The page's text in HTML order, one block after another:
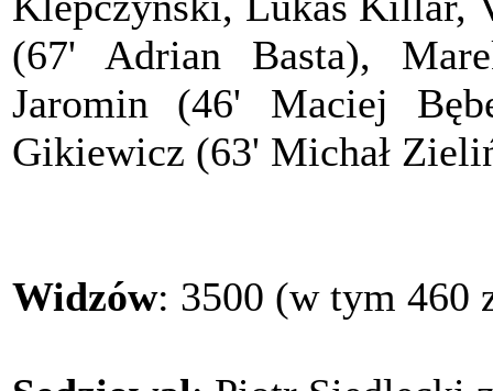
(67' Adrian Basta),
Jaromin (46' Maciej
Gikiewicz (63' Michał
Widzów: 3500 (w tym 460